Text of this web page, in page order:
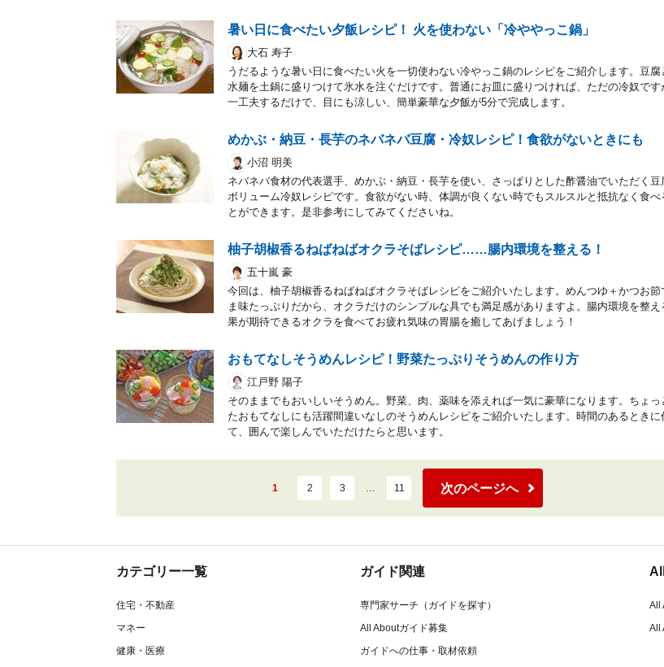
暑い日に食べたい夕飯レシピ！ 火を使わない「冷ややっこ鍋」
大石 寿子
うだるような暑い日に食べたい火を一切使わない冷やっこ鍋のレシピをご紹介します。豆腐
水麺を土鍋に盛りつけて氷水を注ぐだけです。普通にお皿に盛りつければ、ただの冷奴です
一工夫するだけで、目にも涼しい、簡単豪華な夕飯が5分で完成します。
めかぶ・納豆・長芋のネバネバ豆腐・冷奴レシピ！食欲がないときにも
小沼 明美
ネバネバ食材の代表選手、めかぶ・納豆・長芋を使い、さっぱりとした酢醤油でいただく豆
ボリューム冷奴レシピです。食欲がない時、体調が良くない時でもスルスルと抵抗なく食べ
とができます。是非参考にしてみてくださいね。
柚子胡椒香るねばねばオクラそばレシピ……腸内環境を整える！
五十嵐 豪
今回は、柚子胡椒香るねばねばオクラそばレシピをご紹介いたします。めんつゆ＋かつお節
ま味たっぷりだから、オクラだけのシンプルな具でも満足感がありますよ。腸内環境を整え
果が期待できるオクラを食べてお疲れ気味の胃腸を癒してあげましょう！
おもてなしそうめんレシピ！野菜たっぷりそうめんの作り方
江戸野 陽子
そのままでもおいしいそうめん。野菜、肉、薬味を添えれば一気に豪華になります。ちょっ
たおもてなしにも活躍間違いなしのそうめんレシピをご紹介いたします。時間のあるときに
て、囲んで楽しんでいただけたらと思います。
1 2 3 … 11 次のページへ
カテゴリー一覧
住宅・不動産
マネー
健康・医療
ガイド関連
専門家サーチ（ガイドを探す）
All Aboutガイド募集
ガイドへの仕事・取材依頼
All
All